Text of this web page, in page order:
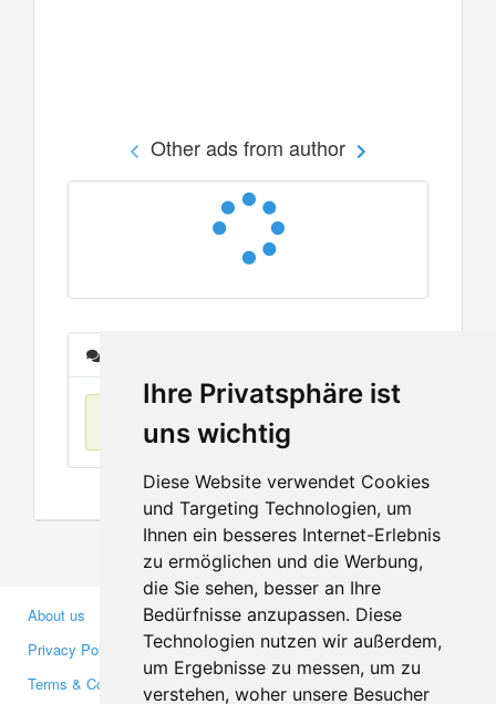
Ihre Privatsphäre ist
uns wichtig
Diese Website verwendet Cookies
und Targeting Technologien, um
Ihnen ein besseres Internet-Erlebnis
zu ermöglichen und die Werbung,
die Sie sehen, besser an Ihre
Bedürfnisse anzupassen. Diese
Technologien nutzen wir außerdem,
um Ergebnisse zu messen, um zu
verstehen, woher unsere Besucher
Other ads from author
No items found
About us
Privacy Policy
Terms & Conditions
Business Partners
Investors